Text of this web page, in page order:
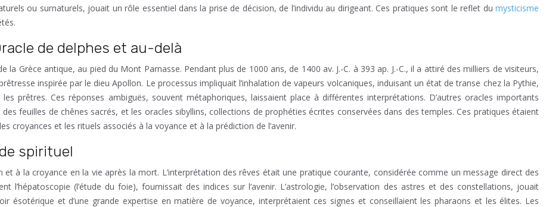
ou surnaturels, jouait un rôle essentiel dans la prise de décision, de l’individu au dirigeant. Ces pratiques sont le reflet du mysticisme
de delphes et au-delà
Grèce antique, au pied du Mont Parnasse. Pendant plus de 1000 ans, de 1400 av. J.-C. à 393 ap. J.-C., il a attiré des milliers de visiteurs,
inspirée par le dieu Apollon. Le processus impliquait l’inhalation de vapeurs volcaniques, induisant un état de transe chez la Pythie,
prêtres. Ces réponses ambiguës, souvent métaphoriques, laissaient place à différentes interprétations. D’autres oracles importants
feuilles de chênes sacrés, et les oracles sibyllins, collections de prophéties écrites conservées dans des temples. Ces pratiques étaient
croyances et les rituels associés à la voyance et à la prédiction de l’avenir.
spirituel
à la croyance en la vie après la mort. L’interprétation des rêves était une pratique courante, considérée comme un message direct des
l’hépatoscopie (l’étude du foie), fournissait des indices sur l’avenir. L’astrologie, l’observation des astres et des constellations, jouait
ésotérique et d’une grande expertise en matière de voyance, interprétaient ces signes et conseillaient les pharaons et les élites. Les